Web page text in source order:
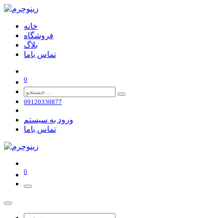
خانه
فروشگاه
بلاگ
تماس باما
0
09120330877
ورود به سیستم
تماس باما
0